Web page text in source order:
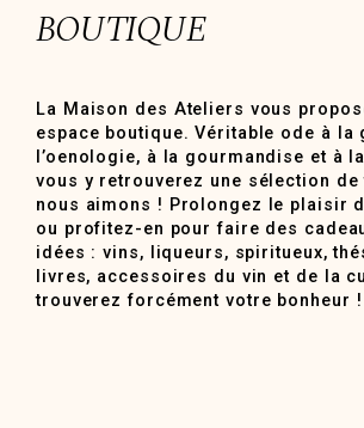
BOUTIQUE
La Maison des Ateliers vous
espace boutique. Véritable ode à la
l’oenologie, à la gourmandise et à
vous y retrouverez une sélection de
nous aimons ! Prolongez le plaisir
ou profitez-en pour faire des
idées : vins, liqueurs, spiritueux,
livres, accessoires du vin et de la
trouverez forcément votre bonheur !